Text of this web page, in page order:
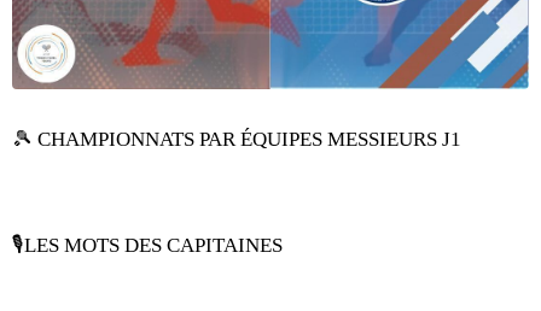
🎾 CHAMPIONNATS PAR ÉQUIPES MESSIEURS J1
🎙️LES MOTS DES CAPITAINES